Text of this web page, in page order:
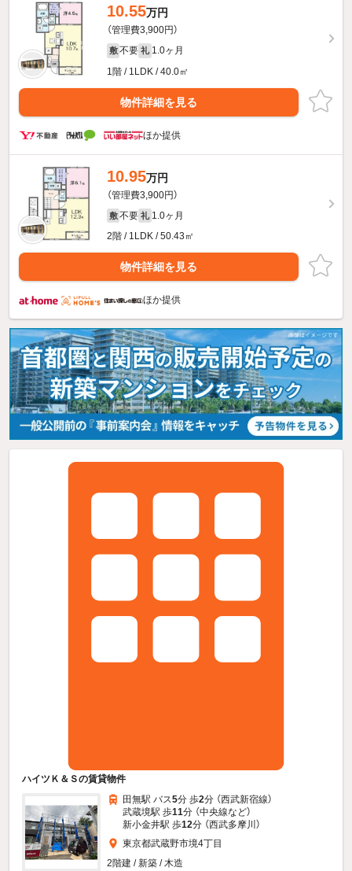
10.55万円
（管理費3,900円）
敷 不要 礼 1.0ヶ月
1階 / 1LDK / 40.0㎡
物件詳細を見る
ほか提供
10.95万円
（管理費3,900円）
敷 不要 礼 1.0ヶ月
2階 / 1LDK / 50.43㎡
物件詳細を見る
ほか提供
ハイツＫ＆Ｓの賃貸物件
田無駅 バス5分 歩2分 （西武新宿線）
武蔵境駅 歩11分 （中央線など）
新小金井駅 歩12分 （西武多摩川）
東京都武蔵野市境4丁目
2階建 / 新築 / 木造